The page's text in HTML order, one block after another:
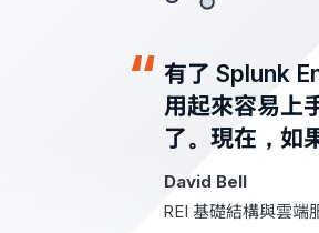
有了 Splunk
用起來容易上
了。現在，如
David Bell
REI 基礎結構與雲端